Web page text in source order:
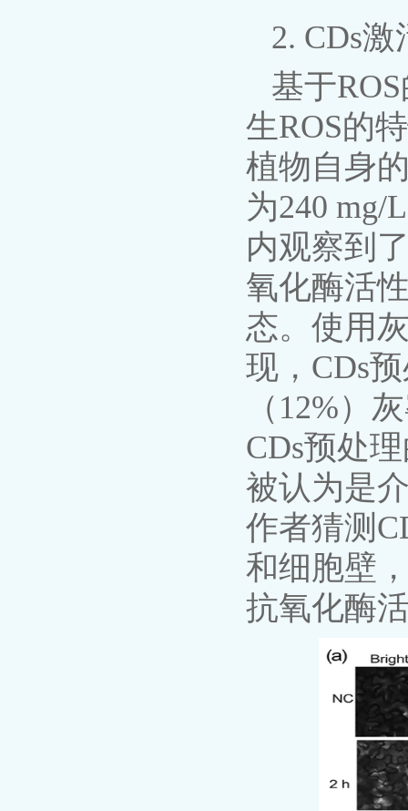
2. CDs
基于
生ROS的
植物自身
为240 mg/
内观察到
氧化酶活
态。使用
现，CDs
（12%）
CDs预处
被认为是
作者猜测
和细胞壁
抗氧化酶